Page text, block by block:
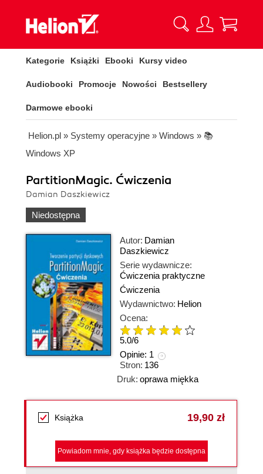
Kategorie Książki Ebooki Kursy video
Audiobooki Promocje Nowości Bestsellery
Darmowe ebooki
Helion.pl » Systemy operacyjne » Windows » 📚
Windows XP
PartitionMagic. Ćwiczenia
Damian Daszkiewicz
Niedostępna
Autor: Damian
Daszkiewicz
Serie wydawnicze:
Ćwiczenia praktyczne
Ćwiczenia
Wydawnictwo: Helion
Ocena:
5.0/6
Opinie: 1
Stron: 136
Druk: oprawa miękka
Książka 19,90 zł
Powiadom mnie, gdy książka będzie dostępna